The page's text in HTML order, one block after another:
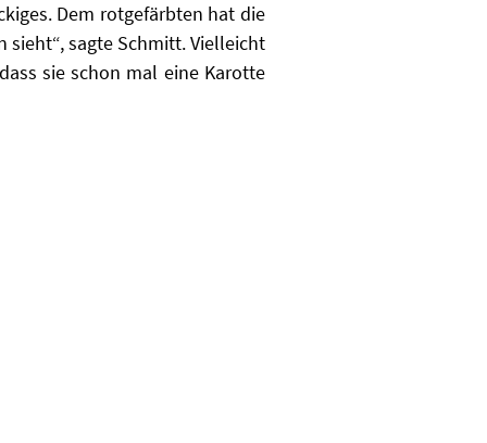
Dem rotgefärbten hat die
sieht“, sagte Schmitt. Vielleicht
sie schon mal eine Karotte